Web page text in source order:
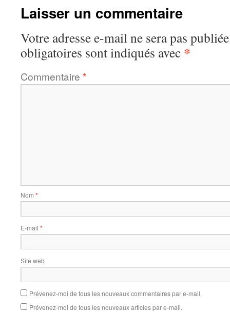
Laisser un commentaire
Votre adresse e-mail ne sera pas
obligatoires sont indiqués avec *
Commentaire *
Nom *
E-mail *
Site web
Prévenez-moi de tous les nouveaux commentaires par e-mail.
Prévenez-moi de tous les nouveaux articles par e-mail.